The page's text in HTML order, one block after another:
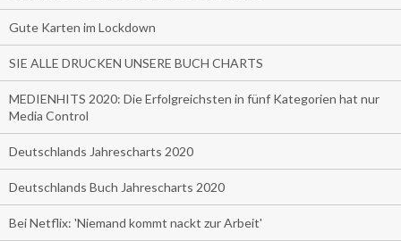
Gute Karten im Lockdown
SIE ALLE DRUCKEN UNSERE BUCH CHARTS
MEDIENHITS 2020: Die Erfolgreichsten in fünf Kategorien hat nur
Media Control
Deutschlands Jahrescharts 2020
Deutschlands Buch Jahrescharts 2020
Bei Netflix: 'Niemand kommt nackt zur Arbeit'